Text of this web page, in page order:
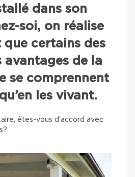
dans son
soi, on réalise
que certains des
avantages de la
se comprennent
les vivant.
êtes-vous d’accord avec